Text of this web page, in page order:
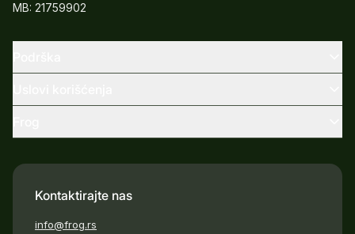
MB: 21759902
Kontaktirajte nas
info@frog.rs